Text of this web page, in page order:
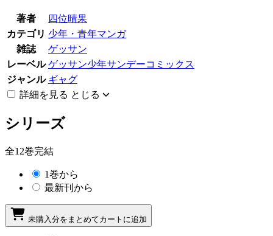
著者
四位晴果
カテゴリ 少年・青年マンガ
雑誌
ゲッサン
レーベル ゲッサン少年サンデーコミックス
ジャンル ギャグ
詳細を見る とじる
シリーズ
全12巻完結
1巻から
最新刊から
未購入分をまとめてカートに追加